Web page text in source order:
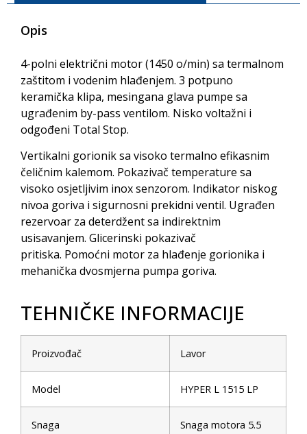
Opis
4-polni električni motor (1450 o/min) sa termalnom
zaštitom i vodenim hlađenjem. 3 potpuno
keramička klipa, mesingana glava pumpe sa
ugrađenim by-pass ventilom. Nisko voltažni i
odgođeni Total Stop.
Vertikalni gorionik sa visoko termalno efikasnim
čeličnim kalemom. Pokazivač temperature sa
visoko osjetljivim inox senzorom. Indikator niskog
nivoa goriva i sigurnosni prekidni ventil. Ugrađen
rezervoar za deterdžent sa indirektnim
usisavanjem. Glicerinski pokazivač
pritiska. Pomoćni motor za hlađenje gorionika i
mehanička dvosmjerna pumpa goriva.
TEHNIČKE INFORMACIJE
Proizvođač Lavor
Model HYPER L 1515 LP
Snaga
Snaga motora 5.5